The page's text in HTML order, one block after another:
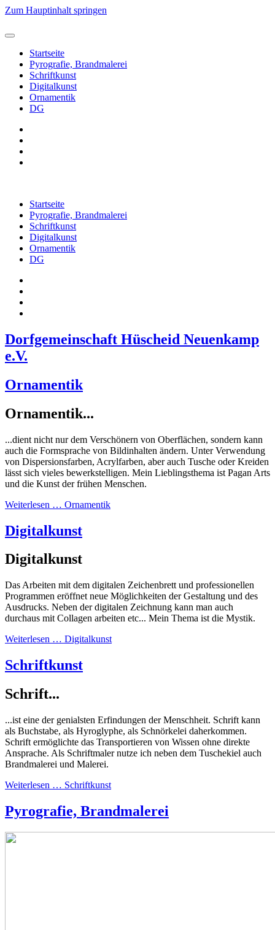
Zum Hauptinhalt springen
Startseite
Pyrografie, Brandmalerei
Schriftkunst
Digitalkunst
Ornamentik
DG
Startseite
Pyrografie, Brandmalerei
Schriftkunst
Digitalkunst
Ornamentik
DG
Dorfgemeinschaft Hüscheid Neuenkamp
e.V.
Ornamentik
Ornamentik...
...dient nicht nur dem Verschönern von Oberflächen, sondern kann
auch die Formsprache von Bildinhalten ändern. Unter Verwendung
von Dispersionsfarben, Acrylfarben, aber auch Tusche oder Kreiden
lässt sich vieles bewerkstelligen. Mein Lieblingsthema ist Pagan Arts
und die Kunst der frühen Menschen.
Weiterlesen … Ornamentik
Digitalkunst
Digitalkunst
Das Arbeiten mit dem digitalen Zeichenbrett und professionellen
Programmen eröffnet neue Möglichkeiten der Gestaltung und des
Ausdrucks. Neben der digitalen Zeichnung kann man auch
durchaus mit Collagen arbeiten etc... Mein Thema ist die Mystik.
Weiterlesen … Digitalkunst
Schriftkunst
Schrift...
...ist eine der genialsten Erfindungen der Menschheit. Schrift kann
als Buchstabe, als Hyroglyphe, als Schnörkelei daherkommen.
Schrift ermöglichte das Transportieren von Wissen ohne direkte
Ansprache. Als Schriftmaler nutze ich neben dem Tuschekiel auch
Brandmalerei und Malerei.
Weiterlesen … Schriftkunst
Pyrografie, Brandmalerei